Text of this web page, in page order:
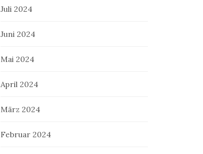
Juli 2024
Juni 2024
Mai 2024
April 2024
März 2024
Februar 2024